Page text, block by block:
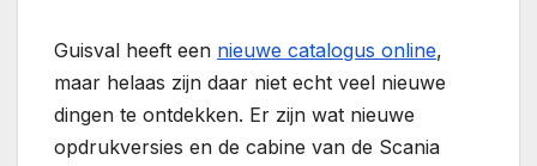
Guisval heeft een nieuwe catalogus online,
maar helaas zijn daar niet echt veel nieuwe
dingen te ontdekken. Er zijn wat nieuwe
opdrukversies en de cabine van de Scania